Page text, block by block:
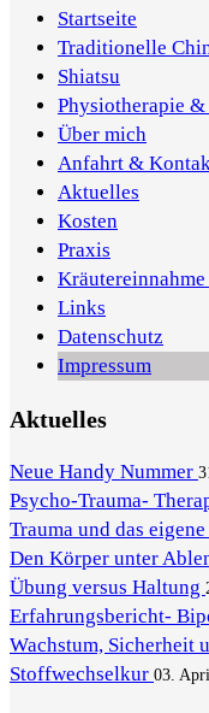
Startseite
Traditionelle
Shiatsu
Physiotherapie &
Über mich
Anfahrt &
Aktuelles
Kosten
Praxis
Links
Datenschutz
Impressum
Aktuelles
Neue Handy Nummer
Psycho-Trauma-
Trauma und das
Den Körper unter
Übung versus Haltung
Erfahrungsbericht-
Wachstum, Sicherheit
Stoffwechselkur 03.